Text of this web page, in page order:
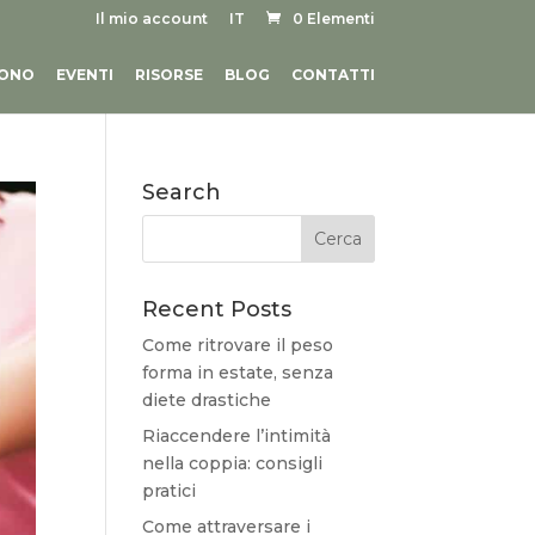
Il mio account IT 0 Elementi
EVENTI RISORSE BLOG CONTATTI
Search
Recent Posts
Come ritrovare il peso
forma in estate, senza
diete drastiche
Riaccendere l’intimità
nella coppia: consigli
pratici
Come attraversare i